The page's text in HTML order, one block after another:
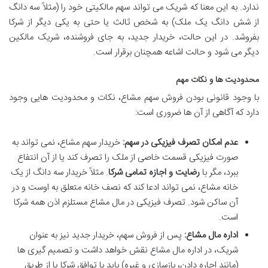
ندارد. به این معنا که شریک می تواند سهم مالکیتی خود را (مثلاً سه دانگ
از شش دانگ یک ملک) به شخص ثالث یا حتی به یکی دیگر از شرکا
بفروشد. در این حالت، خریدار جدید، به جای فروشنده، شریک مالکین
دیگر می شود و حالت اشاعه همچنان برقرار است.
محدودیت ها و نکات مهم
با وجود قانونی بودن فروش سهم مشاع، نکات و محدودیت هایی وجود
دارد که آگاهی از آن ها ضروری است:
عدم امکان تصرف فیزیکی در سهم: خریدار سهم مشاع، نمی تواند به
صورت فیزیکی قسمت خاصی از ملک را تصرف کند یا از آن انتفاع
ببرد، مگر بارضایت و اجازه تمامی شرکا. مثلاً خریدار سه دانگ از یک
خانه مشاع، نمی تواند ادعا کند که نصف خانه متعلق به اوست و در
آن ساکن شود. تصرف فیزیکی در مال مشاع مستلزم اذن همه شرکا
است.
اداره مال مشاع: پس از فروش سهم، خریدار جدید نیز به عنوان
شریک، در اداره مال مشاع نقش خواهد داشت و تصمیم گیری ها